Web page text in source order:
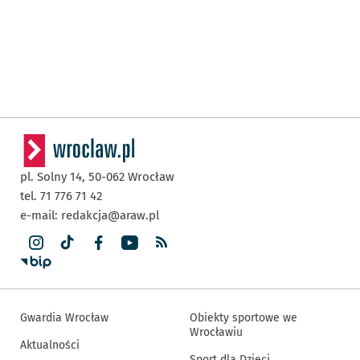
pl. Solny 14, 50-062 Wrocław
tel. 71 776 71 42
e-mail: redakcja@araw.pl
Gwardia Wrocław
Aktualności
Obiekty sportowe we
Wrocławiu